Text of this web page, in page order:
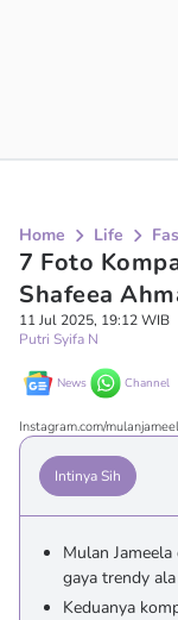
Home Life
7 Foto
Shafeea
11 Jul 2025, 19:12 WIB
Putri Syifa N
News Channel
Instagram.com/
Intinya Sih
Mulan
gaya trendy
Keduanya